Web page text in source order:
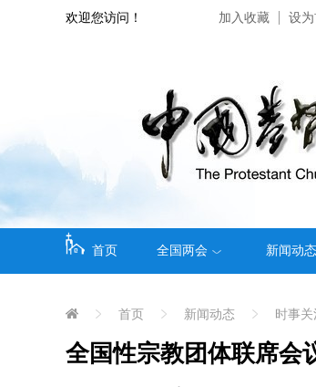
欢迎您访问！ 加入收藏 设为
首页 全国两会 新闻动态
首页 新闻动态 时事关
全国性宗教团体联席会